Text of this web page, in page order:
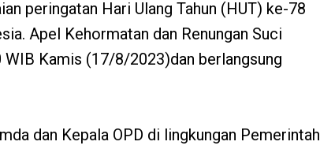
peringatan Hari Ulang Tahun (HUT) ke-78
Apel Kehormatan dan Renungan Suci
WIB Kamis (17/8/2023)dan berlangsung
dan Kepala OPD di lingkungan Pemerintah